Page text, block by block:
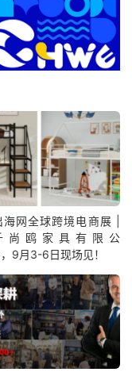
海网全球跨境电商展 |
尚鸥家具有限公
9月3-6日现场见！